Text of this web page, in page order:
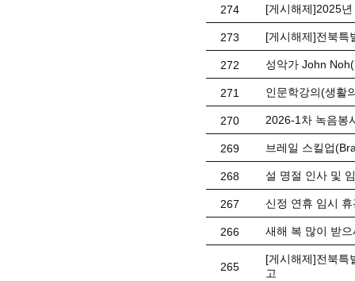
274 [게시해제]2025
273 [게시해제]전북특
272 성악가 John
271 인문학강의(생활
270 2026-1차 녹음봉
269 브레일 스킬업
268 설 명절 인사 및
267 신정 연휴 임시
266 새해 복 많이 받
265
[게시해제]전북특
고